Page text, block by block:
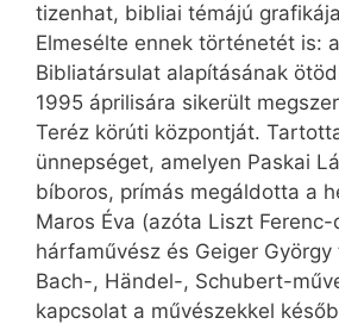
tizenhat, bibliai témájú
Elmesélte ennek történetét is:
Bibliatársulat alapításának
1995 áprilisára sikerült
Teréz körúti központját.
ünnepséget, amelyen Paskai
bíboros, prímás megáldotta a
Maros Éva (azóta Liszt Ferenc-
hárfaművész és Geiger
Bach-, Händel-, Schubert-
kapcsolat a művészekkel